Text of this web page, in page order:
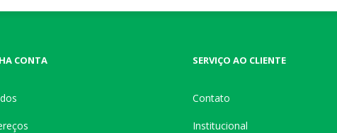
CONTA SERVIÇO AO CLIENTE
Contato
Institucional